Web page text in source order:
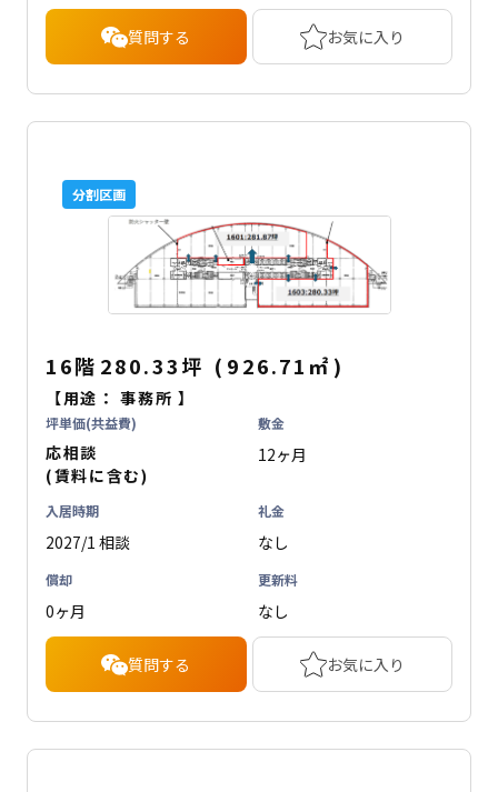
質問する お気に入り
分割区画
16階 280.33坪 ( 926.71 ㎡ )
【用途：事務所 】
坪単価(共益費)
応相談
(賃料に含む)
敷金
12ヶ月
入居時期
2027/1 相談
礼金
なし
償却
0ヶ月
更新料
なし
質問する お気に入り